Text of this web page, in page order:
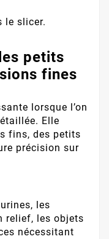
le slicer.
petits
fines
lorsque l’on
Elle
fins, des petits
précision sur
les
relief, les objets
nécessitant